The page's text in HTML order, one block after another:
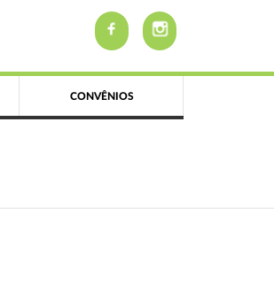
CONVÊNIOS